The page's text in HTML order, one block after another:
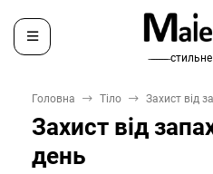
стильне
Головна Тіло Захист від
Захист від
день